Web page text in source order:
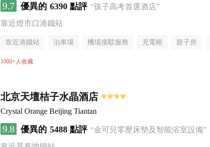
9.7 優異的 6390 點評 “孩子高考首選酒店”
靠近燈市口港鐵站
靠近港鐵站 泊車場 機場接駁服務 充電樁 親子房
無煙樓層
1000+人收藏
北京天壇桔子水晶酒店
Crystal Orange Beijing Tiantan
9.8 優異的 5488 點評 “金可兒零壓床墊及智能浴室設備”